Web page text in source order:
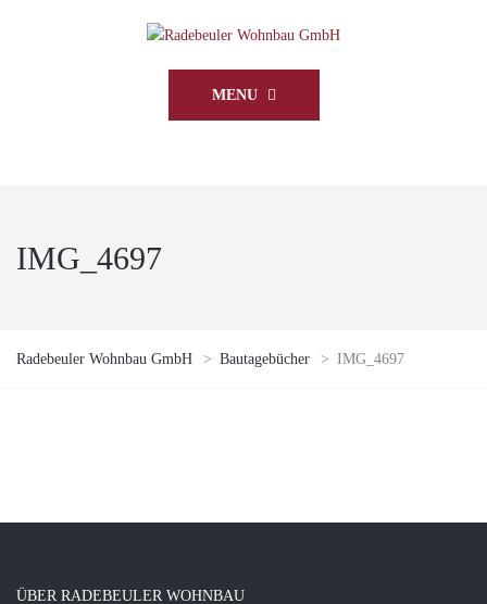
MENU
IMG_4697
Radebeuler Wohnbau GmbH > Bautagebücher > IMG_4697
ÜBER RADEBEULER WOHNBAU